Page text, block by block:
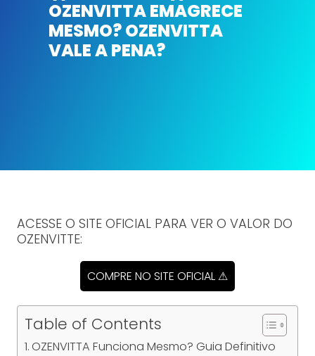
OZENVITTA EMAGRECE
MESMO? OZENVITTA
VALE A PENA?
ACESSE O SITE OFICIAL PARA VER O VALOR DO
OZENVITTE:
COMPRE NO SITE OFICIAL ⚠
Table of Contents
OZENVITTA Funciona Mesmo? Guia Definitivo